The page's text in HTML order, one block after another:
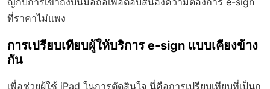
ที่ราคาไม่แพง
การเปรียบเทียบผู้ให้บริการ e-sign แบบเคียงข้าง
กัน
เพื่อช่วยผู้ใช้ iPad ในการตัดสินใจ นี่คือการเปรียบเทียบที่เป็นก